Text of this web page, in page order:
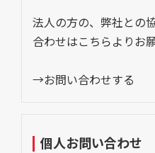
法人の方の、弊社との
合わせはこちらよりお
→お問い合わせする
個人お問い合わせ